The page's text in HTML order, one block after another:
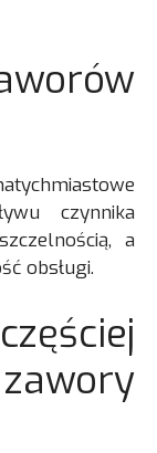
czynnika
a
obsługi.